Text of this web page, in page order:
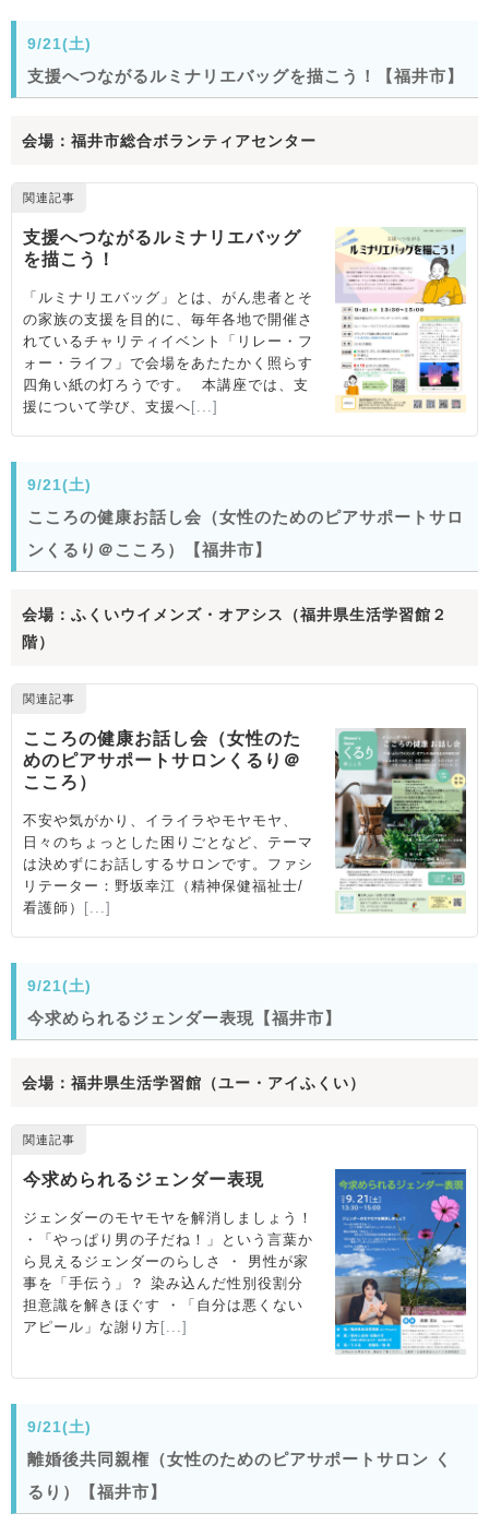
9/21(土)
支援へつながるルミナリエバッグを描こう！【福井市】
会場：福井市総合ボランティアセンター
9/21(土)
こころの健康お話し会（女性のためのピアサポートサロ
ンくるり＠こころ）【福井市】
会場：ふくいウイメンズ・オアシス（福井県生活学習館２
階）
9/21(土)
今求められるジェンダー表現【福井市】
会場：福井県生活学習館（ユー・アイふくい）
9/21(土)
離婚後共同親権（女性のためのピアサポートサロン く
るり）【福井市】